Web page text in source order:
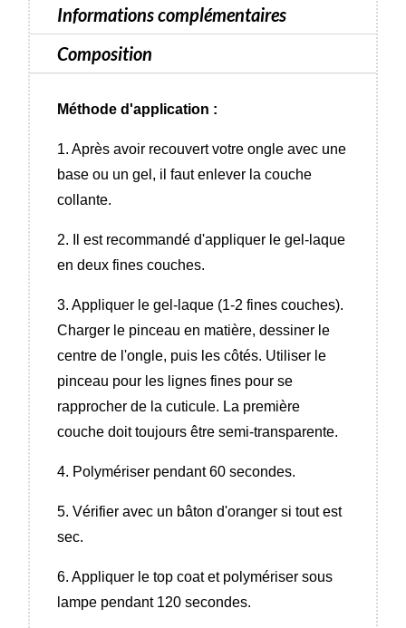
13
ml
Informations complémentaires
Composition
Méthode d'application :
1. Après avoir recouvert votre ongle avec une
base ou un gel, il faut enlever la couche
collante.
2. Il est recommandé d'appliquer le gel-laque
en deux fines couches.
3. Appliquer le gel-laque (1-2 fines couches).
Charger le pinceau en matière, dessiner le
centre de l'ongle, puis les côtés. Utiliser le
pinceau pour les lignes fines pour se
rapprocher de la cuticule. La première
couche doit toujours être semi-transparente.
4. Polymériser pendant 60 secondes.
5. Vérifier avec un bâton d'oranger si tout est
sec.
6. Appliquer le top coat et polymériser sous
lampe pendant 120 secondes.